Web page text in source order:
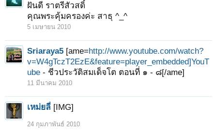
ฝันดี ราตรีสัวสดิ์
คุณพระคุ้มครองค่ะ สาธุ ^_^
5 เมษายน 2010
Sriaraya5 [ame=http://www.youtube.com/watch?
v=W4gTczT2EzE&feature=player_embedded]YouT
ube - ชีวประวัติสมเด็จโต ตอนที่ ๑ - ๘[/ame]
11 มีนาคม 2010
เหม่ยลี่ [IMG]
24 กุมภาพันธ์ 2010